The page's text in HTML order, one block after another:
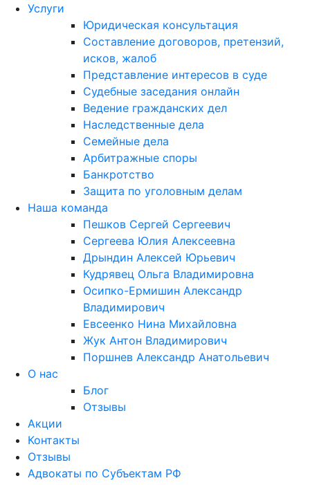
Услуги
Юридическая консультация
Составление договоров, претензий,
исков, жалоб
Представление интересов в суде
Судебные заседания онлайн
Ведение гражданских дел
Наследственные дела
Семейные дела
Арбитражные споры
Банкротство
Защита по уголовным делам
Наша команда
Пешков Сергей Сергеевич
Сергеева Юлия Алексеевна
Дрындин Алексей Юрьевич
Кудрявец Ольга Владимировна
Осипко-Ермишин Александр
Владимирович
Евсеенко Нина Михайловна
Жук Антон Владимирович
Поршнев Александр Анатольевич
О нас
Блог
Отзывы
Акции
Контакты
Отзывы
Адвокаты по Субъектам РФ